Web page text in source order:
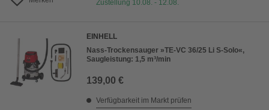
Zustellung 10.08. - 12.08.
EINHELL
Nass-Trockensauger »TE-VC 36/25 Li S-Solo«,
Saugleistung: 1,5 m³/min
139,00 €
Verfügbarkeit im Markt prüfen